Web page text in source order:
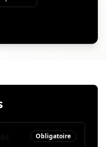
Obligatoire